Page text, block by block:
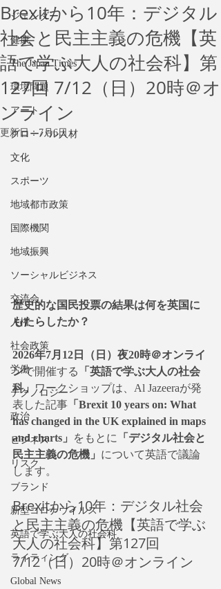
ジェンダー
健康
The Japan Times
環境問題
アート
グローバル人材
文化
スポーツ
地域都市政策
国際機関
地域振興
ソーシャルビジネス
交流会
人権
社会政策
労働
テクノロジー
政治
ビジネス
リスク
ブランド
新型コロナウイルス
英語で学ぶ大人の社会科
ライティング
Global News
Brexitから10年：デジタル
社会と民主主義の危機【英
語で学ぶ大人の社会科】第
127回 7/12（日）20時＠オ
ンライン
更新日：7月6日
歴史的な国民投票の結果は何を英国に
もたらしたか？
2026年7月12日（日）夜20時＠オンライ
ンで開催する
「英語で学ぶ大人の社会
科」
ワークショップは、Al Jazeeraが発
表した記事 「Brexit 10 years on: What
has changed in the UK explained in maps
and charts」
をもとに
「デジタル社会と
民主主義の危機」 について英語で議論
します。
Brexitから10年：デジタル社会
と民主主義の危機【英語で学ぶ
大人の社会科】第127回
7/12（日）20時＠オンライン